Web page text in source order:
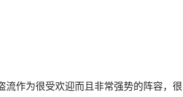
作为很受欢迎而且非常强势的阵容，很